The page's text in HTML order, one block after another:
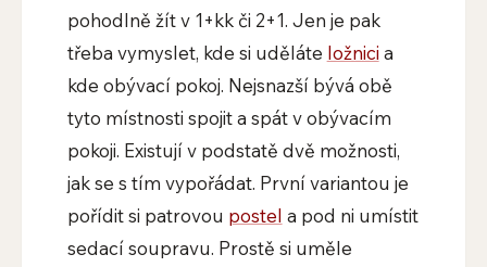
pohodlně žít v 1+kk či 2+1. Jen je pak
třeba vymyslet, kde si uděláte ložnici a
kde obývací pokoj. Nejsnazší bývá obě
tyto místnosti spojit a spát v obývacím
pokoji. Existují v podstatě dvě možnosti,
jak se s tím vypořádat. První variantou je
pořídit si patrovou postel a pod ni umístit
sedací soupravu. Prostě si uměle